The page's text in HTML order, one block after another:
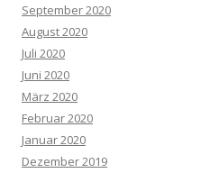
September 2020
August 2020
Juli 2020
Juni 2020
März 2020
Februar 2020
Januar 2020
Dezember 2019